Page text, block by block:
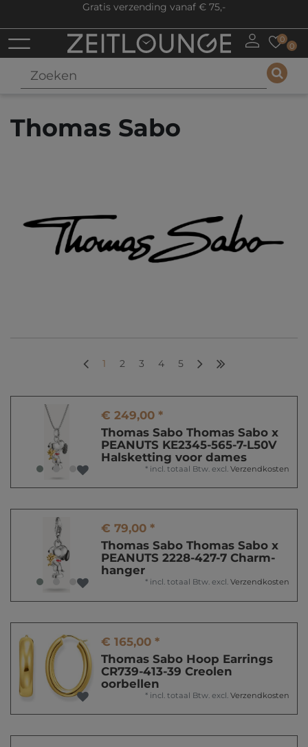
Gratis verzending vanaf € 75,-
0
0
Thomas Sabo
1 2 3 4 5
€ 249,00 *
Thomas Sabo Thomas Sabo x
PEANUTS KE2345-565-7-L50V
Halsketting voor dames
* incl. totaal Btw. excl. Verzendkosten
€ 79,00 *
Thomas Sabo Thomas Sabo x
PEANUTS 2228-427-7 Charm-
hanger
* incl. totaal Btw. excl. Verzendkosten
€ 165,00 *
Thomas Sabo Hoop Earrings
CR739-413-39 Creolen
oorbellen
* incl. totaal Btw. excl. Verzendkosten